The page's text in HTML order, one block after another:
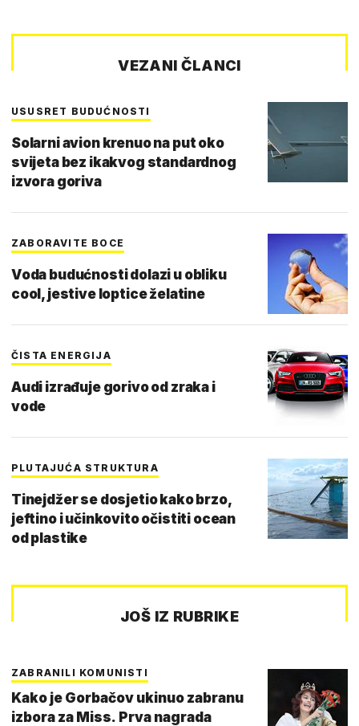
VEZANI ČLANCI
USUSRET BUDUĆNOSTI
Solarni avion krenuo na put oko
svijeta bez ikakvog standardnog
izvora goriva
ZABORAVITE BOCE
Voda budućnosti dolazi u obliku
cool, jestive loptice želatine
ČISTA ENERGIJA
Audi izrađuje gorivo od zraka i
vode
PLUTAJUĆA STRUKTURA
Tinejdžer se dosjetio kako brzo,
jeftino i učinkovito očistiti ocean
od plastike
JOŠ IZ RUBRIKE
ZABRANILI KOMUNISTI
Kako je Gorbačov ukinuo zabranu
izbora za Miss. Prva nagrada